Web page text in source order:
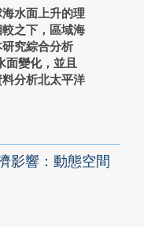
水面上升的理
之下，區域海
究綜合分析
面變化，並且
分析北太平洋
影響：動態空間